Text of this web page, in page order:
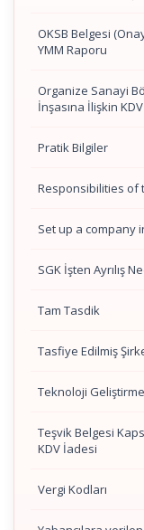
OKSB Belgesi
YMM Raporu
Organize Sanayi
İnşasına İlişkin
Pratik Bilgiler
Responsibilities of
Set up a company
SGK İşten Ayrılış
Tam Tasdik
Tasfiye Edilmiş
Teknoloji
Teşvik Belgesi
KDV İadesi
Vergi Kodları